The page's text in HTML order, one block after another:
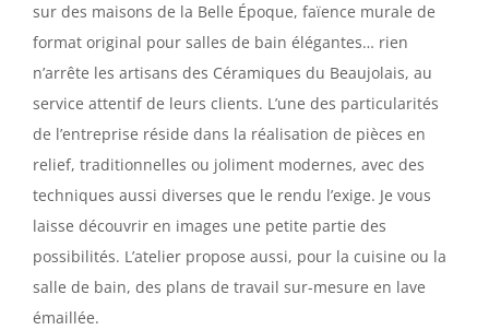
sur des maisons de la Belle Époque, faïence murale de
format original pour salles de bain élégantes… rien
n’arrête les artisans des Céramiques du Beaujolais, au
service attentif de leurs clients. L’une des particularités
de l’entreprise réside dans la réalisation de pièces en
relief, traditionnelles ou joliment modernes, avec des
techniques aussi diverses que le rendu l’exige. Je vous
laisse découvrir en images une petite partie des
possibilités. L’atelier propose aussi, pour la cuisine ou la
salle de bain, des plans de travail sur-mesure en lave
émaillée.